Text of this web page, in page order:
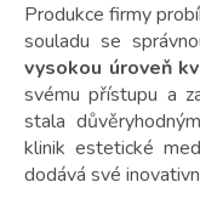
Produkce firmy
souladu se
vysokou úroveň
svému přístupu a
stala
klinik estetické
dodává své